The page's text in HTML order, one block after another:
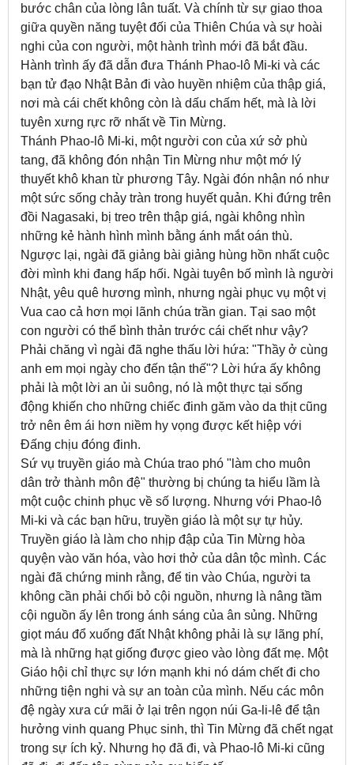
bước chân của lòng lân tuất. Và chính từ sự giao thoa
giữa quyền năng tuyệt đối của Thiên Chúa và sự hoài
nghi của con người, một hành trình mới đã bắt đầu.
Hành trình ấy đã dẫn đưa Thánh Phao-lô Mi-ki và các
bạn tử đạo Nhật Bản đi vào huyền nhiệm của thập giá,
nơi mà cái chết không còn là dấu chấm hết, mà là lời
tuyên xưng rực rỡ nhất về Tin Mừng.
Thánh Phao-lô Mi-ki, một người con của xứ sở phù
tang, đã không đón nhận Tin Mừng như một mớ lý
thuyết khô khan từ phương Tây. Ngài đón nhận nó như
một sức sống chảy tràn trong huyết quản. Khi đứng trên
đồi Nagasaki, bị treo trên thập giá, ngài không nhìn
những kẻ hành hình mình bằng ánh mắt oán thù.
Ngược lại, ngài đã giảng bài giảng hùng hồn nhất cuộc
đời mình khi đang hấp hối. Ngài tuyên bố mình là người
Nhật, yêu quê hương mình, nhưng ngài phục vụ một vị
Vua cao cả hơn mọi lãnh chúa trần gian. Tại sao một
con người có thể bình thản trước cái chết như vậy?
Phải chăng vì ngài đã nghe thấu lời hứa: "Thầy ở cùng
anh em mọi ngày cho đến tận thế"? Lời hứa ấy không
phải là một lời an ủi suông, nó là một thực tại sống
động khiến cho những chiếc đinh găm vào da thịt cũng
trở nên êm ái hơn niềm hy vọng được kết hiệp với
Đấng chịu đóng đinh.
Sứ vụ truyền giáo mà Chúa trao phó "làm cho muôn
dân trở thành môn đệ" thường bị chúng ta hiểu lầm là
một cuộc chinh phục về số lượng. Nhưng với Phao-lô
Mi-ki và các bạn hữu, truyền giáo là một sự tự hủy.
Truyền giáo là làm cho nhịp đập của Tin Mừng hòa
quyện vào văn hóa, vào hơi thở của dân tộc mình. Các
ngài đã chứng minh rằng, để tin vào Chúa, người ta
không cần phải chối bỏ cội nguồn, nhưng là nâng tầm
cội nguồn ấy lên trong ánh sáng của ân sủng. Những
giọt máu đổ xuống đất Nhật không phải là sự lãng phí,
mà là những hạt giống được gieo vào lòng đất mẹ. Một
Giáo hội chỉ thực sự lớn mạnh khi nó dám chết đi cho
những tiện nghi và sự an toàn của mình. Nếu các môn
đệ ngày xưa cứ mãi ở lại trên ngọn núi Ga-li-lê để tận
hưởng vinh quang Phục sinh, thì Tin Mừng đã chết ngạt
trong sự ích kỷ. Nhưng họ đã đi, và Phao-lô Mi-ki cũng